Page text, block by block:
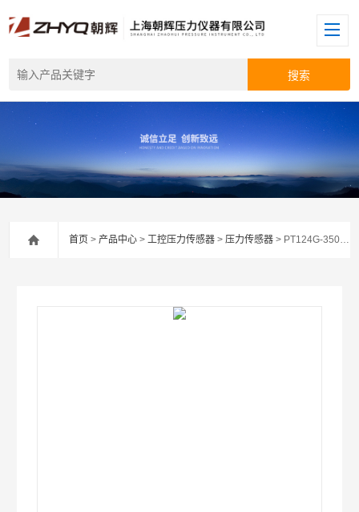
首页 >产品中心 >工控压力传感器 >压力传感器 > PT124G-3500压力变送器元件单晶硅差压传感器